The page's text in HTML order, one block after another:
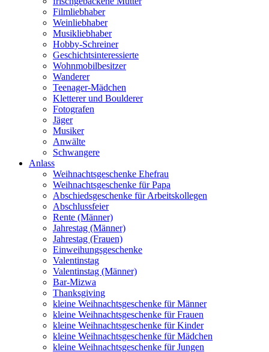
Filmliebhaber
Weinliebhaber
Musikliebhaber
Hobby-Schreiner
Geschichtsinteressierte
Wohnmobilbesitzer
Wanderer
Teenager-Mädchen
Kletterer und Boulderer
Fotografen
Jäger
Musiker
Anwälte
Schwangere
Anlass
Weihnachtsgeschenke Ehefrau
Weihnachtsgeschenke für Papa
Abschiedsgeschenke für Arbeitskollegen
Abschlussfeier
Rente (Männer)
Jahrestag (Männer)
Jahrestag (Frauen)
Einweihungsgeschenke
Valentinstag
Valentinstag (Männer)
Bar-Mizwa
Thanksgiving
kleine Weihnachtsgeschenke für Männer
kleine Weihnachtsgeschenke für Frauen
kleine Weihnachtsgeschenke für Kinder
kleine Weihnachtsgeschenke für Mädchen
kleine Weihnachtsgeschenke für Jungen